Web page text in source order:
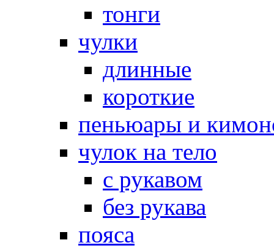
тонги
чулки
длинные
короткие
пеньюары и
чулок на тело
с рукавом
без рукава
пояса